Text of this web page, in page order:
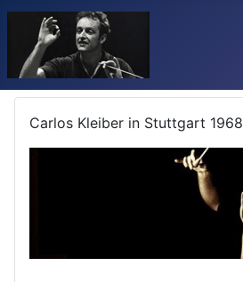
Carlos Kleiber in Stuttgart 1968